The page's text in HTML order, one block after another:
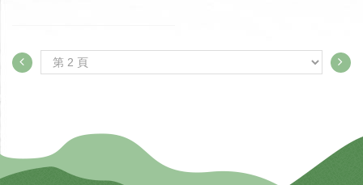
究發展趨勢、促進各國相關專業
人員交流合作機會